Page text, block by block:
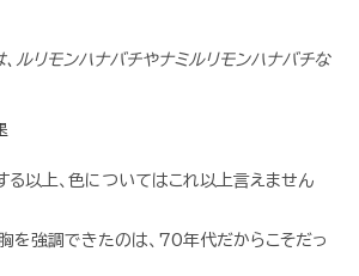
ルリモンハナバチやナミルリモンハナバチな
る以上、色についてはこれ以上言えません
を強調できたのは、70年代だからこそだっ